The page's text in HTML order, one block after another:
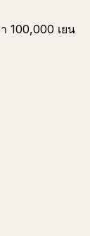
100,000 เยน